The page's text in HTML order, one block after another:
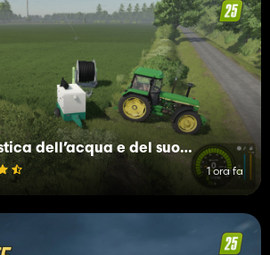
Gestione realistica dell’acqua e del suolo (RWSM)
1 ora fa